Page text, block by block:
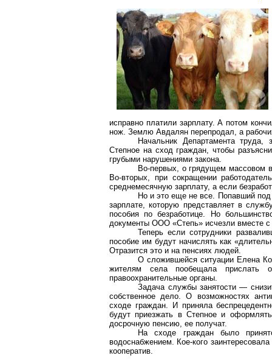
исправно платили зарплату. А потом
нож. Землю Авдалян перепродал, а
Начальник Департамента труда,
Степное на сход граждан, чтобы
грубыми нарушениями закона.
Во-первых, о грядущем массовом
Во-вторых, при сокращении
среднемесячную зарплату, а если
Но и это еще не все. Попавший под
зарплате, которую представляет в
пособия по безработице. Но
документы ООО «Степь» исчезли вместе
Теперь если сотрудники
пособие им будут начислять как
Отразится это и на пенсиях людей.
О сложившейся ситуации Елена
жителям села пообещала прислать
правоохранительные органы.
Задача службы занятости —
собственное дело. О возможностях
сходе граждан. И приняла
будут приезжать в Степное и
досрочную пенсию, ее получат.
На сходе граждан было
водоснабжением. Кое-кого
кооператив.